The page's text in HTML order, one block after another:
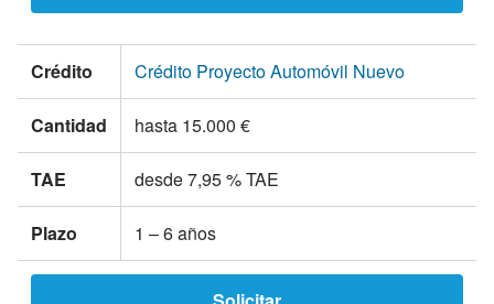
Crédito Crédito Proyecto Automóvil Nuevo
Cantidad hasta 15.000 €
TAE desde 7,95 % TAE
Plazo 1 – 6 años